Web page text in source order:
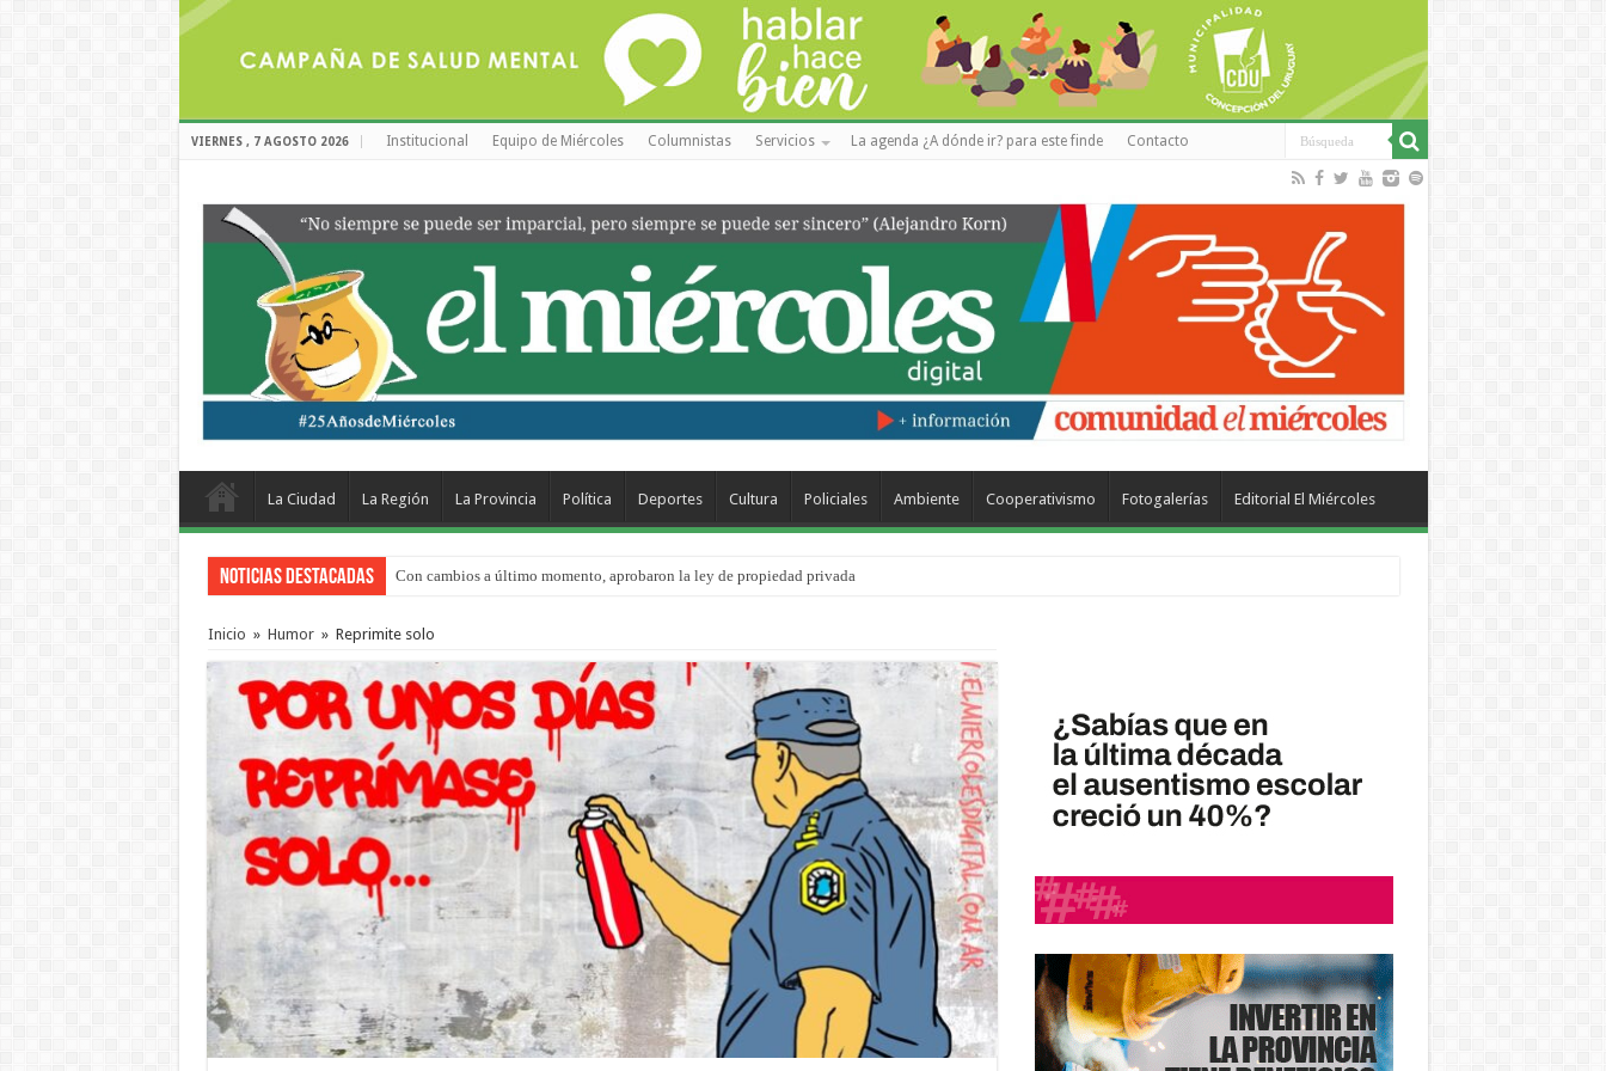
VIERNES , 7 AGOSTO 2026 Institucional Equipo de Miércoles Columnistas Servicios La agenda ¿A dónde ir? para este finde Contacto
La Ciudad La Región La Provincia Política Deportes Cultura Policiales Ambiente Cooperativismo Fotogalerías Editorial El Miércoles
Noticias Destacadas Con cambios a último momento, aprobaron la ley de propiedad privada
Del viernes 7 al domingo 9 de agosto: la agenda ¿A dónde ir? para este finde
Inicio » Humor » Reprimite solo